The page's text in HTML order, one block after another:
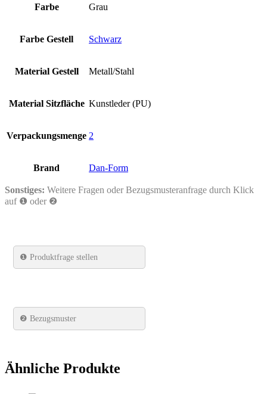
Farbe Grau
Farbe Gestell Schwarz
Material Gestell Metall/Stahl
Material Sitzfläche Kunstleder (PU)
Verpackungsmenge 2
Brand Dan-Form
Sonstiges: Weitere Fragen oder Bezugsmusteranfrage durch Klick
auf ❶ oder ❷
❶ Produktfrage stellen
❷ Bezugsmuster
Ähnliche Produkte